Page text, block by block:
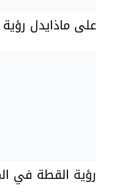
على ماذايدل
رؤية القطة في